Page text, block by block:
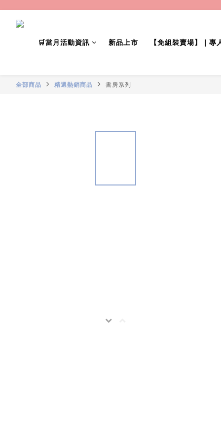
🛒當月活動資訊 新品上市 【免組裝賣場】｜專
全部商品 精選熱銷商品 書房系列